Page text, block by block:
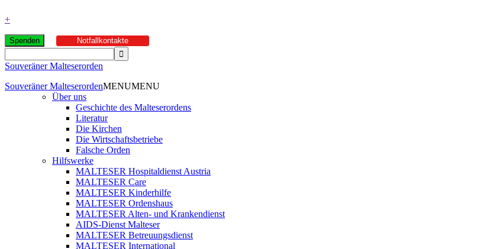
+
Spenden Notfallkontakte
Souveräner Malteserorden
Souveräner MalteserordenMENUMENU
Über uns
Geschichte des Malteserordens
Literatur
Die Kirchen
Die Wirtschaftsbetriebe
Falsche Orden
Hilfswerke
MALTESER Hospitaldienst Austria
MALTESER Care
MALTESER Kinderhilfe
MALTESER Ordenshaus
MALTESER Alten- und Krankendienst
AIDS-Dienst Malteser
MALTESER Betreuungsdienst
MALTESER International